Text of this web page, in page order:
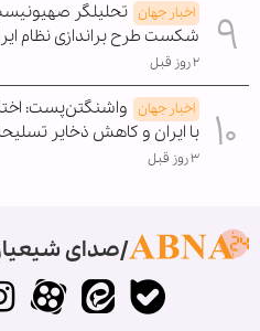
اخبار جهان تحلیلگر
شکست طرح براندازی نظام
۲ روز قبل
اخبار جهان واشنگتن‌پست:
با ایران و کاهش ذخایر
۳ روز قبل
صدای